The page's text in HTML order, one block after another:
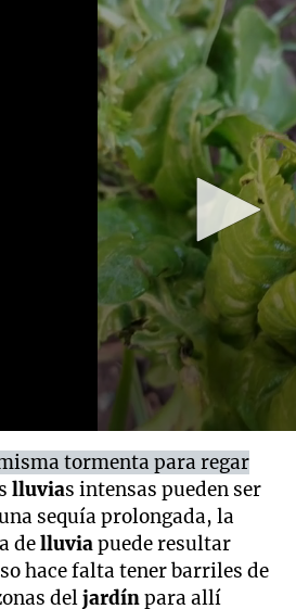
tormenta para regar
lluvias intensas pueden ser
sequía prolongada, la
delluviapuede resultar
hace falta tener barriles de
deljardínpara allí